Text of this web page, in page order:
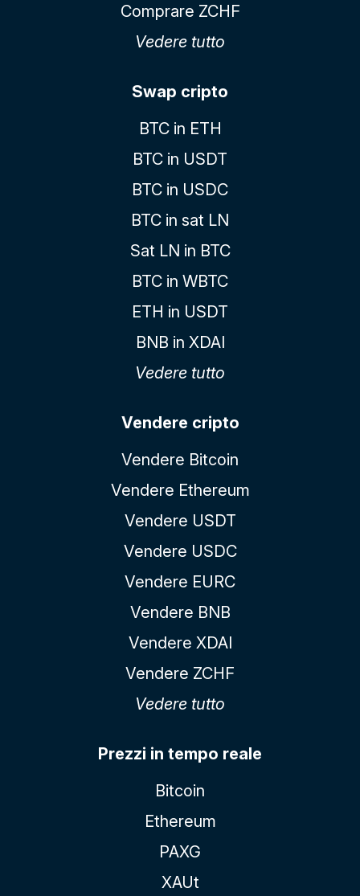
Comprare ZCHF
Vedere tutto
Swap cripto
BTC in ETH
BTC in USDT
BTC in USDC
BTC in sat LN
Sat LN in BTC
BTC in WBTC
ETH in USDT
BNB in XDAI
Vedere tutto
Vendere cripto
Vendere Bitcoin
Vendere Ethereum
Vendere USDT
Vendere USDC
Vendere EURC
Vendere BNB
Vendere XDAI
Vendere ZCHF
Vedere tutto
Prezzi in tempo reale
Bitcoin
Ethereum
PAXG
XAUt